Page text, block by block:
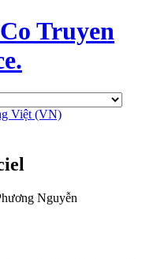
Truyen
Nguyễn